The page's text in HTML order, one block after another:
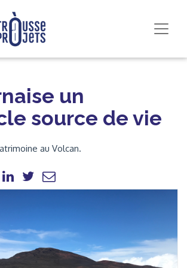
un
source de vie
au Volcan.